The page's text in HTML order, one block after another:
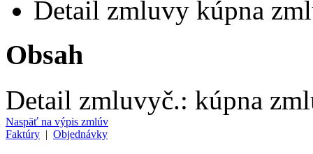
Detail zmluvy kúpna
Obsah
Detail zmluvyč.: kúpna
Naspäť na výpis zmlúv
Faktúry | Objednávky